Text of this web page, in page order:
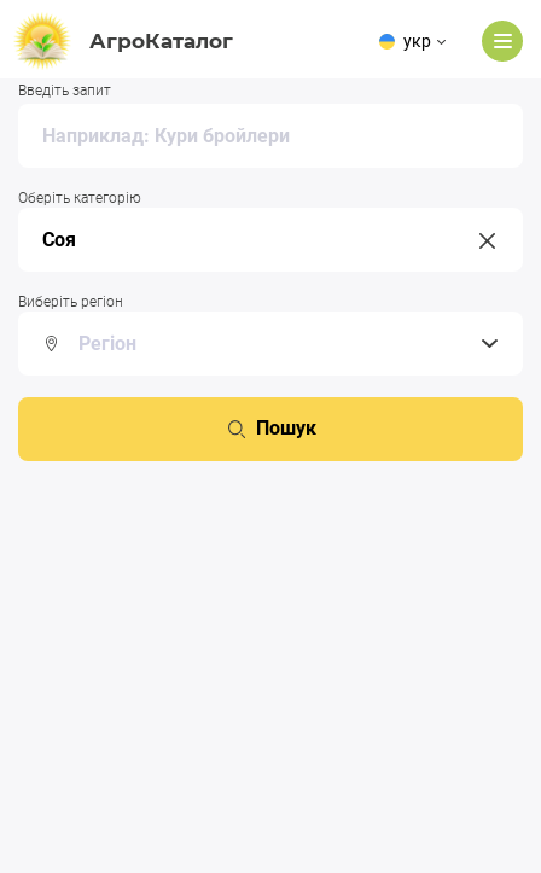
АгроКаталог укр
Введіть запит
Оберіть категорію
Виберіть регіон
Пошук